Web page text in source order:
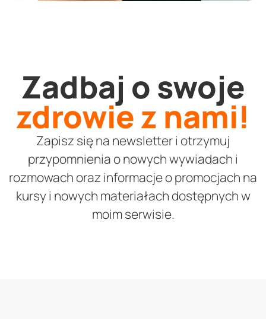
Zadbaj o swoje
zdrowie z nami!
Zapisz się na newsletter i otrzymuj
przypomnienia o nowych wywiadach i
rozmowach oraz informacje o promocjach na
kursy i nowych materiałach dostępnych w
moim serwisie.